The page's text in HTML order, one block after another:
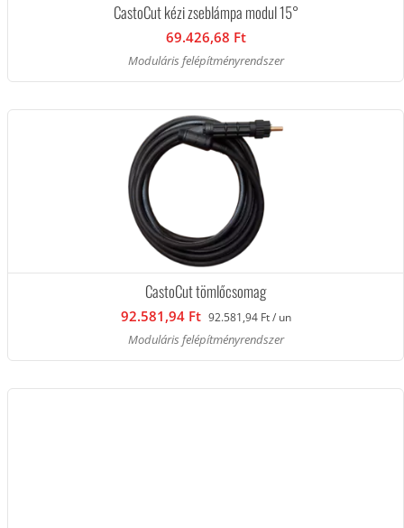
CastoCut kézi zseblámpa modul 15°
69.426,68 Ft
Moduláris felépítményrendszer
CastoCut tömlőcsomag
92.581,94 Ft 92.581,94 Ft / un
Moduláris felépítményrendszer